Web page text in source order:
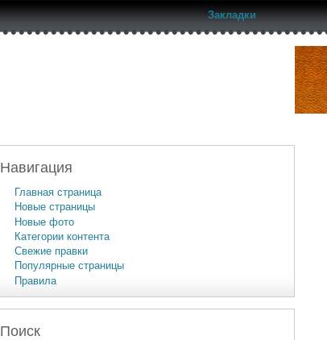
Закладки
Навигация
Главная страница
Новые страницы
Новые фото
Категории контента
Свежие правки
Популярные страницы
Правила
Поиск